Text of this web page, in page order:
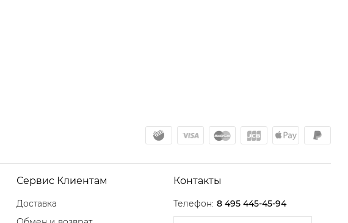
Сервис Клиентам
Доставка
Контакты
Телефон: 8 495 445-45-94